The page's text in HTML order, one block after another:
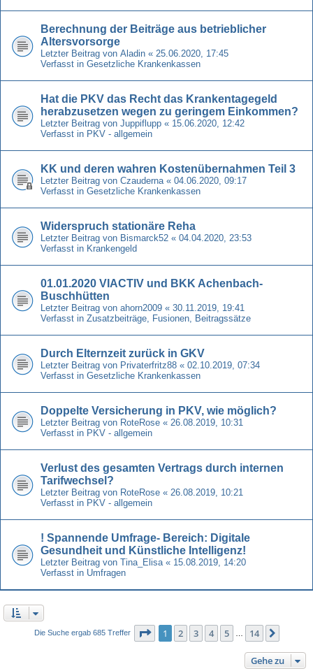
Berechnung der Beiträge aus betrieblicher
Altersvorsorge
Letzter Beitrag von Aladin « 25.06.2020, 17:45
Verfasst in Gesetzliche Krankenkassen
Hat die PKV das Recht das Krankentagegeld
herabzusetzen wegen zu geringem Einkommen?
Letzter Beitrag von Juppiflupp « 15.06.2020, 12:42
Verfasst in PKV - allgemein
KK und deren wahren Kostenübernahmen Teil 3
Letzter Beitrag von Czauderna « 04.06.2020, 09:17
Verfasst in Gesetzliche Krankenkassen
Widerspruch stationäre Reha
Letzter Beitrag von Bismarck52 « 04.04.2020, 23:53
Verfasst in Krankengeld
01.01.2020 VIACTIV und BKK Achenbach-
Buschhütten
Letzter Beitrag von ahorn2009 « 30.11.2019, 19:41
Verfasst in Zusatzbeiträge, Fusionen, Beitragssätze
Durch Elternzeit zurück in GKV
Letzter Beitrag von Privaterfritz88 « 02.10.2019, 07:34
Verfasst in Gesetzliche Krankenkassen
Doppelte Versicherung in PKV, wie möglich?
Letzter Beitrag von RoteRose « 26.08.2019, 10:31
Verfasst in PKV - allgemein
Verlust des gesamten Vertrags durch internen
Tarifwechsel?
Letzter Beitrag von RoteRose « 26.08.2019, 10:21
Verfasst in PKV - allgemein
! Spannende Umfrage- Bereich: Digitale
Gesundheit und Künstliche Intelligenz!
Letzter Beitrag von Tina_Elisa « 15.08.2019, 14:20
Verfasst in Umfragen
Die Suche ergab 685 Treffer Seite 1von 14
1 2 3 4 5 14
Gehe zu